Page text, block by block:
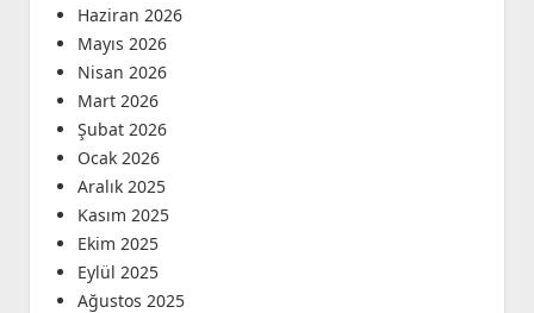
Haziran 2026
Mayıs 2026
Nisan 2026
Mart 2026
Şubat 2026
Ocak 2026
Aralık 2025
Kasım 2025
Ekim 2025
Eylül 2025
Ağustos 2025